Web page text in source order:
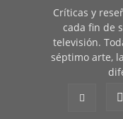
Críticas y
cada fin de
televisión.
séptimo arte,